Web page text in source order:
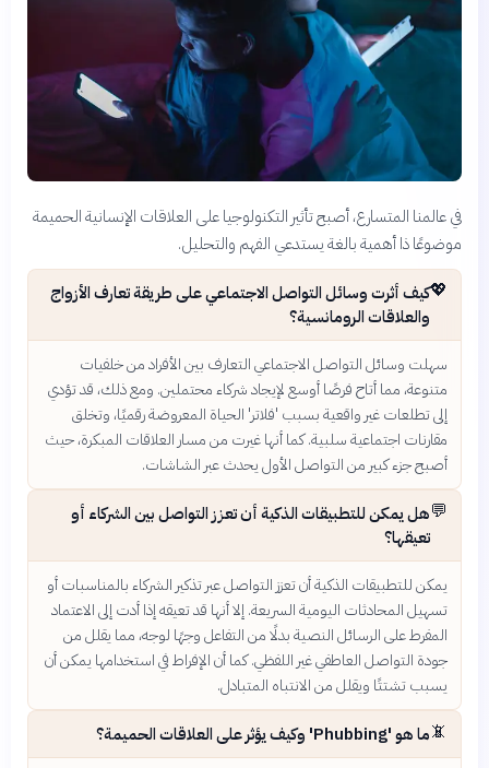
في عالمنا المتسارع، أصبح تأثير التكنولوجيا على العلاقات الإنسانية الحميمة
موضوعًا ذا أهمية بالغة يستدعي الفهم والتحليل.
💖كيف أثرت وسائل التواصل الاجتماعي على طريقة تعارف الأزواج
والعلاقات الرومانسية؟
سهلت وسائل التواصل الاجتماعي التعارف بين الأفراد من خلفيات
متنوعة، مما أتاح فرصًا أوسع لإيجاد شركاء محتملين. ومع ذلك، قد تؤدي
إلى تطلعات غير واقعية بسبب 'فلاتر' الحياة المعروضة رقميًا، وتخلق
مقارنات اجتماعية سلبية. كما أنها غيرت من مسار العلاقات المبكرة، حيث
أصبح جزء كبير من التواصل الأول يحدث عبر الشاشات.
💬هل يمكن للتطبيقات الذكية أن تعزز التواصل بين الشركاء أو
تعيقها؟
يمكن للتطبيقات الذكية أن تعزز التواصل عبر تذكير الشركاء بالمناسبات أو
تسهيل المحادثات اليومية السريعة. إلا أنها قد تعيقه إذا أدت إلى الاعتماد
المفرط على الرسائل النصية بدلًا من التفاعل وجهًا لوجه، مما يقلل من
جودة التواصل العاطفي غير اللفظي. كما أن الإفراط في استخدامها يمكن أن
يسبب تشتتًا ويقلل من الانتباه المتبادل.
📵ما هو 'Phubbing' وكيف يؤثر على العلاقات الحميمة؟